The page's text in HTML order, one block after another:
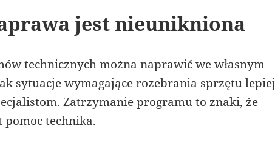
jest nieunikniona
technicznych można naprawić we własnym
sytuacje wymagające rozebrania sprzętu lepiej
Zatrzymanie programu to znaki, że
pomoc technika.